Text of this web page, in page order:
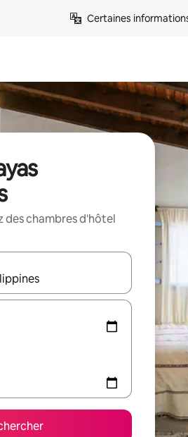
Certaines
des chambres d'hôtel
utilisez les flèches vers le haut